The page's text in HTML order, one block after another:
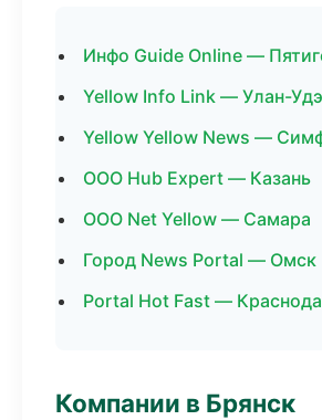
Инфо Guide Online —
Yellow Info Link — Улан-Удэ
Yellow Yellow News —
ООО Hub Expert — Казань
ООО Net Yellow — Самара
Город News Portal — Омск
Portal Hot Fast —
Компании в Брянск